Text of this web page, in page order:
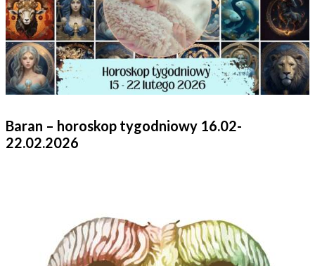
Baran – horoskop tygodniowy 16.02-
22.02.2026